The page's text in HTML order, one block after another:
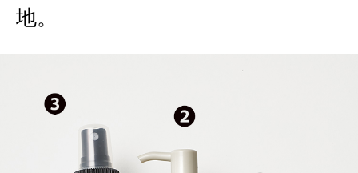
2026年4月号「未来をつくる、学びの教科書。」
2026年3月号「スイーツ予想図 2026」
地。